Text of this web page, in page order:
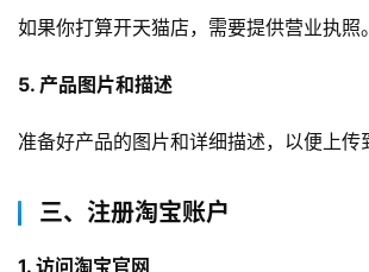
如果你打算开天猫店，需要提供营业执照。
5. 产品图片和描述
准备好产品的图片和详细描述，以便上传
三、注册淘宝账户
1. 访问淘宝官网